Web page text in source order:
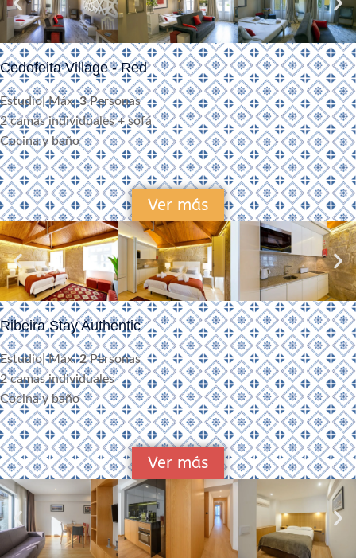
Cedofeita Village - Red
Estudio| Máx.3Personas
2 camas individuales + sofá
Cocina y baño
Ver más
Ribeira Stay Authentic
Estudio| Máx.2Personas
2 camas individuales
Cocina y baño
Ver más